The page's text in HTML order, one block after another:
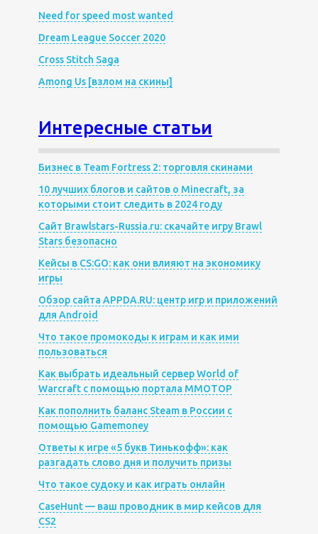
Need for speed most wanted
Dream League Soccer 2020
Cross Stitch Saga
Among Us [взлом на скины]
Интересные статьи
Бизнес в Team Fortress 2: торговля скинами
10 лучших блогов и сайтов о Minecraft, за
которыми стоит следить в 2024 году
Сайт Brawlstars-Russia.ru: скачайте игру Brawl
Stars безопасно
Кейсы в CS:GO: как они влияют на экономику
игры
Обзор сайта APPDA.RU: центр игр и приложений
для Android
Что такое промокоды к играм и как ими
пользоваться
Как выбрать идеальный сервер World of
Warcraft с помощью портала MMOTOP
Как пополнить баланс Steam в России с
помощью Gamemoney
Ответы к игре «5 букв Тинькофф»: как
разгадать слово дня и получить призы
Что такое судоку и как играть онлайн
CaseHunt — ваш проводник в мир кейсов для
CS2